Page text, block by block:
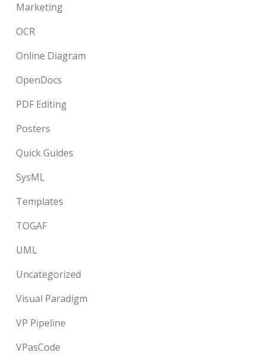
Marketing
OCR
Online Diagram
OpenDocs
PDF Editing
Posters
Quick Guides
SysML
Templates
TOGAF
UML
Uncategorized
Visual Paradigm
VP Pipeline
VPasCode